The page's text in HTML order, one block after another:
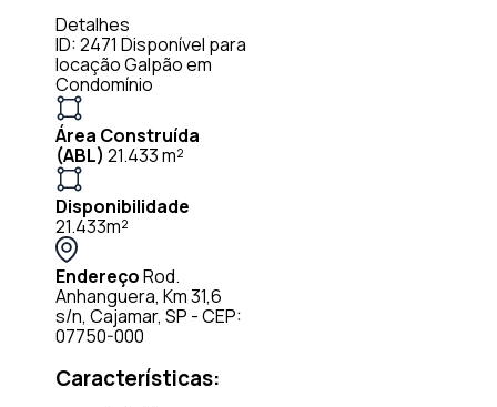
Detalhes
ID: 2471 Disponível para
locaçãoGalpão em
Condomínio
Área Construída
(ABL) 21.433 m²
Disponibilidade
21.433m²
EndereçoRod.
Anhanguera, Km 31,6
s/n, Cajamar, SP - CEP:
07750-000
Características: